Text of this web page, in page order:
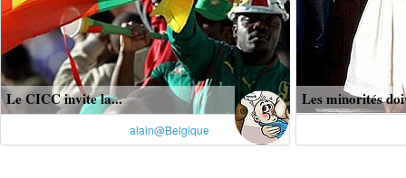
Le CICC invite la...
alain@Belgique
Les minorités